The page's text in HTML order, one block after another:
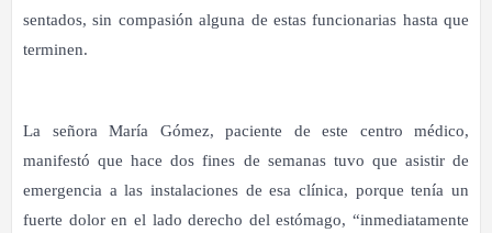
sentados, sin compasión alguna de estas funcionarias hasta que
terminen.
La señora María Gómez, paciente de este centro médico,
manifestó que hace dos fines de semanas tuvo que asistir de
emergencia a las instalaciones de esa clínica, porque tenía un
fuerte dolor en el lado derecho del estómago, “inmediatamente